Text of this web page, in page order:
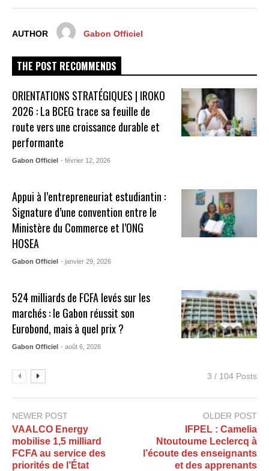
AUTHOR Gabon Officiel
THE POST RECOMMENDS
ORIENTATIONS STRATÉGIQUES | IROKO
2026 : La BCEG trace sa feuille de
route vers une croissance durable et
performante
Gabon Officiel - février 12, 2026
Appui à l’entrepreneuriat estudiantin :
Signature d’une convention entre le
Ministère du Commerce et l’ONG
HOSEA
Gabon Officiel - janvier 29, 2026
524 milliards de FCFA levés sur les
marchés : le Gabon réussit son
Eurobond, mais à quel prix ?
Gabon Officiel - août 6, 2026
3 / 104 Posts
NEWER POST
VAALCO Energy
mobilise 1,5 milliard
FCFA au service des
priorités de l’État
OLDER POST
IFPEL : Camelia
Ntoutoume Leclercq à
l’écoute des enseignants
et des apprenants